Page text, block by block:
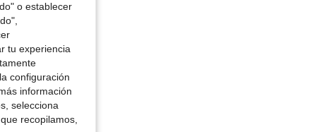
o establecer
tu experiencia
configuración
información
selecciona
recopilamos,